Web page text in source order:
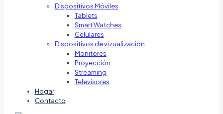
Dispositivos Móviles
Tablets
Smart Watches
Celulares
Dispositivos de vizualizacion
Monitores
Proyección
Streaming
Televisores
Hogar
Contacto